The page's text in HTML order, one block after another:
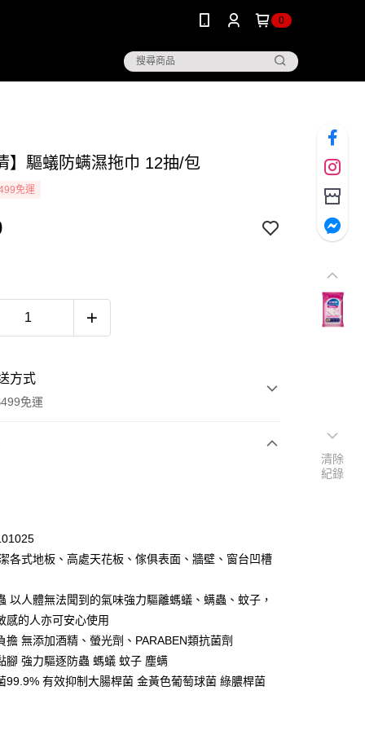
0
】驅蟻防螨濕拖巾 12抽/包
免運
方式
免運
款
各式地板、高處天花板、傢俱表面、牆壁、窗台凹槽
以人體無法聞到的氣味強力驅離螞蟻、螨蟲、蚊子，
感的人亦可安心使用
擔 無添加酒精、螢光劑、PARABEN類抗菌劑
腳 強力驅逐防蟲 螞蟻 蚊子 塵螨
99.9% 有效抑制大腸桿菌 金黃色葡萄球菌 綠膿桿菌
清除
紀錄